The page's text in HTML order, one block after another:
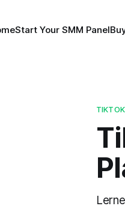
Start Your SMM Panel